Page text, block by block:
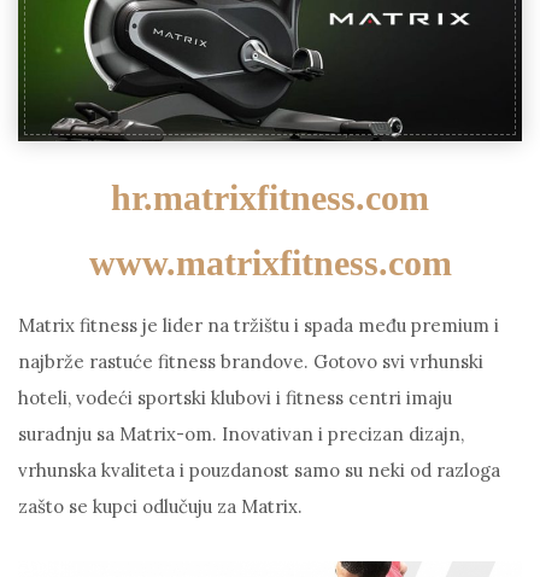
hr.matrixfitness.com
www.matrixfitness.com
Matrix fitness je lider na tržištu i spada među premium i
najbrže rastuće fitness brandove. Gotovo svi vrhunski
hoteli, vodeći sportski klubovi i fitness centri imaju
suradnju sa Matrix-om. Inovativan i precizan dizajn,
vrhunska kvaliteta i pouzdanost samo su neki od razloga
zašto se kupci odlučuju za Matrix.